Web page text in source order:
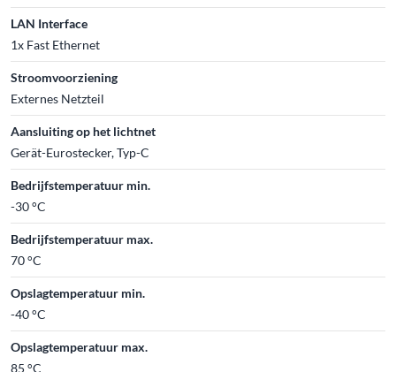
LAN Interface
1x Fast Ethernet
Stroomvoorziening
Externes Netzteil
Aansluiting op het lichtnet
Gerät-Eurostecker, Typ-C
Bedrijfstemperatuur min.
-30 °C
Bedrijfstemperatuur max.
70 °C
Opslagtemperatuur min.
-40 °C
Opslagtemperatuur max.
85 °C